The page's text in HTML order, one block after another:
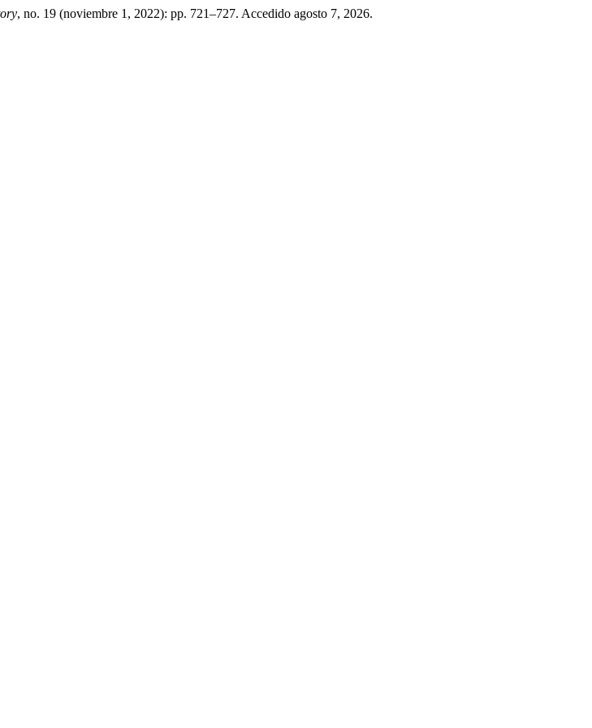
, no. 19 (noviembre 1, 2022): pp. 721–727. Accedido agosto 7, 2026.